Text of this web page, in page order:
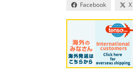
Facebook X